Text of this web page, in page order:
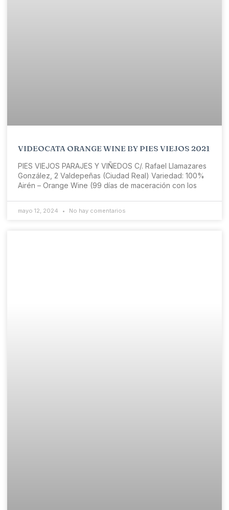
VIDEOCATA ORANGE WINE BY PIES VIEJOS 2021
PIES VIEJOS PARAJES Y VIÑEDOS C/. Rafael Llamazares
González, 2 Valdepeñas (Ciudad Real) Variedad: 100%
Airén – Orange Wine (99 días de maceración con los
mayo 12, 2024 No hay comentarios